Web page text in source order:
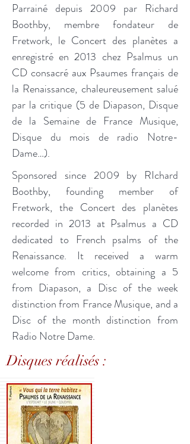
Parrainé depuis 2009 par Richard
Boothby, membre fondateur de
Fretwork, le Concert des planètes a
enregistré en 2013 chez Psalmus un
CD consacré aux Psaumes français de
la Renaissance, chaleureusement salué
par la critique (5 de Diapason, Disque
de la Semaine de France Musique,
Disque du mois de radio Notre-
Dame…).
Sponsored since 2009 by RIchard
Boothby, founding member of
Fretwork, the Concert des planètes
recorded in 2013 at Psalmus a CD
dedicated to French psalms of the
Renaissance. It received a warm
welcome from critics, obtaining a 5
from Diapason, a Disc of the week
distinction from France Musique, and a
Disc of the month distinction from
Radio Notre Dame.
Disques réalisés :